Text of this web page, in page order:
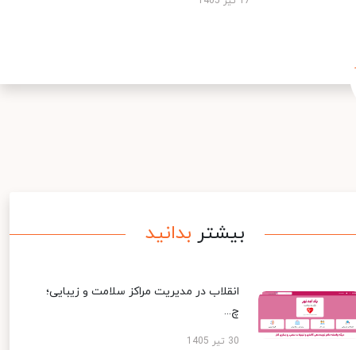
بیشتر بدانید
انقلاب در مدیریت مراکز سلامت و زیبایی؛
چ...
30 تیر 1405